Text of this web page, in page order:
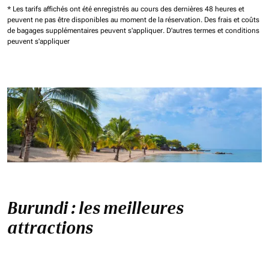
* Les tarifs affichés ont été enregistrés au cours des dernières 48 heures et
peuvent ne pas être disponibles au moment de la réservation. Des frais et coûts
de bagages supplémentaires peuvent s'appliquer. D'autres termes et conditions
peuvent s'appliquer
Burundi : les meilleures
attractions